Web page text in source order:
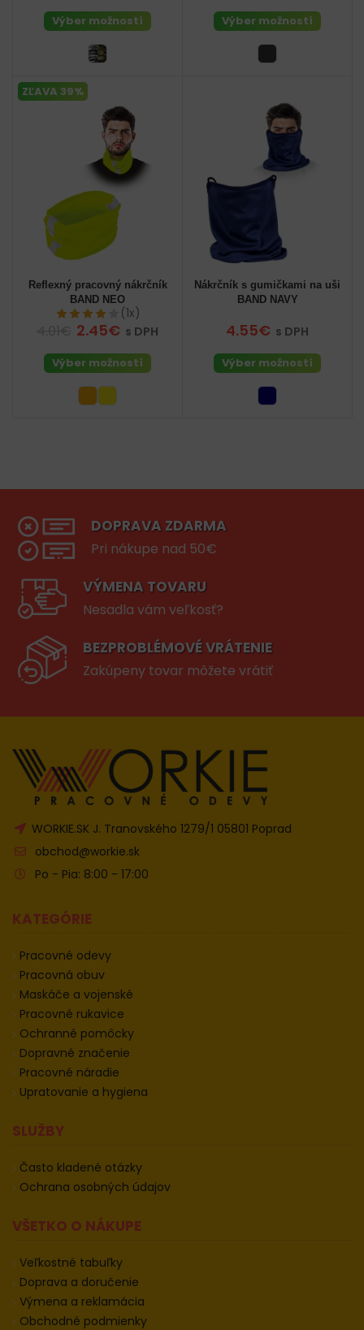
Výber možností Výber možností
ZĽAVA 39%
Reflexný pracovný nákrčník
BAND NEO
(1x)
2.45€ s DPH
Výber možností
Nákrčník s gumičkami na uši
BAND NAVY
4.55€ s DPH
Výber možností
DOPRAVA ZDARMA
Pri nákupe nad 50€
VÝMENA TOVARU
Nesadla vám veľkosť?
BEZPROBLÉMOVÉ VRÁTENIE
Zakúpeny tovar môžete vrátiť
WORKIE.SK J. Tranovského 1279/1 05801 Poprad
obchod@workie.sk
Po - Pia: 8:00 - 17:00
KATEGÓRIE
Pracovné odevy
Pracovná obuv
Maskáče a vojenské
Pracovné rukavice
Ochranné pomôcky
Dopravné značenie
Pracovné náradie
Upratovanie a hygiena
SLUŽBY
Často kladené otázky
Ochrana osobných údajov
VŠETKO O NÁKUPE
Veľkostné tabuľky
Doprava a doručenie
Výmena a reklamácia
Obchodné podmienky